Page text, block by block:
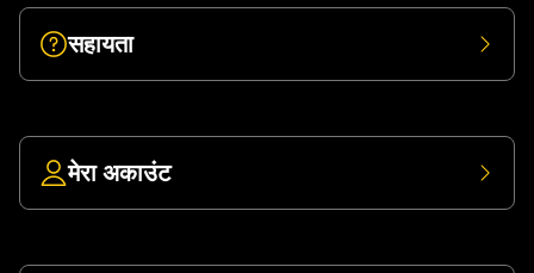
सहायता
मेरा अकाउंट